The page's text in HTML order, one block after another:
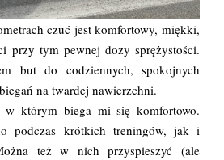
czuć jest komfortowy, miękki,
przy tym pewnej dozy sprężystości.
but do codziennych, spokojnych
na twardej nawierzchni.
którym biega mi się komfortowo.
podczas krótkich treningów, jak i
też w nich przyspieszyć (ale